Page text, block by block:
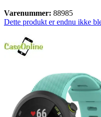
Varenummer: 88985
Dette produkt er endnu ikke